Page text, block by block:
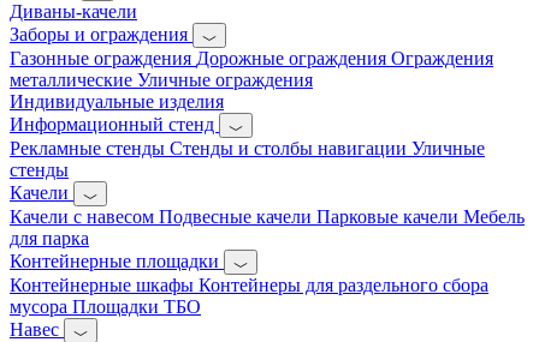
Диваны-качели
Заборы и ограждения
Газонные ограждения Дорожные ограждения Ограждения
металлические Уличные ограждения
Индивидуальные изделия
Информационный стенд
Рекламные стенды Стенды и столбы навигации Уличные
стенды
Качели
Качели с навесом Подвесные качели Парковые качели Мебель
для парка
Контейнерные площадки
Контейнерные шкафы Контейнеры для раздельного сбора
мусора Площадки ТБО
Навес